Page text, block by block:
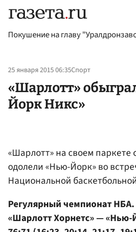
Покушение на главу
25 января 2015 06:35Спорт
«Шарлотт»
Йорк Никс»
«Шарлотт» на своем паркете
одолели «Нью-Йорк» во
Национальной
Регулярный чемпионат НБА.
«Шарлотт Хорнетс» —